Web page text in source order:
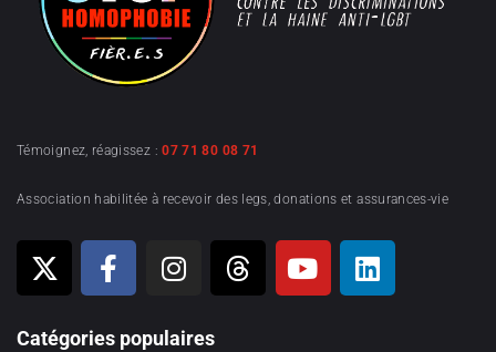
Témoignez, réagissez :07 71 80 08 71
Association habilitée à recevoir des legs, donations et assurances-vie
Catégories populaires